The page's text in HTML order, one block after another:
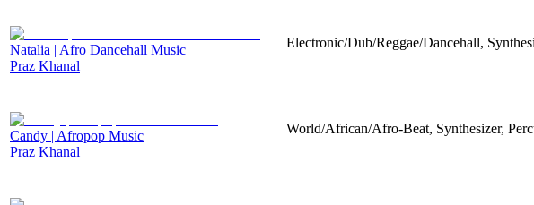
Natalia | Afro Dancehall Music
Praz Khanal
Electronic/Dub/Reggae/Dancehall,
Candy | Afropop Music
Praz Khanal
World/African/Afro-Beat, Synthesizer,